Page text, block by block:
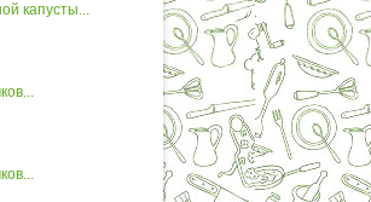
капусты...